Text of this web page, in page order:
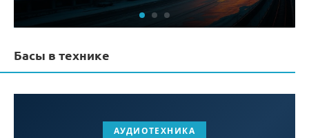
Басы в технике
АУДИОТЕХНИКА